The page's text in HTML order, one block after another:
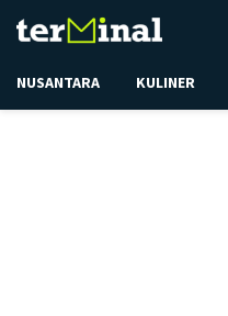
NUSANTARA KULINER